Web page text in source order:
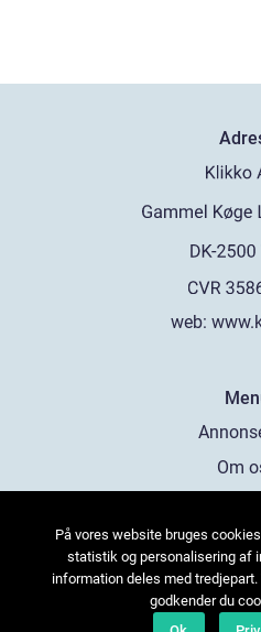
web:
Om
På vores website bruges
statistik og personalisering af
information deles med
godkender du